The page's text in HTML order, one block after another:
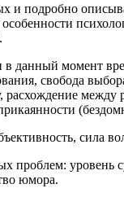
и подробно
в данный момент
свобода
между
сила
проблем: уровень
юмора.